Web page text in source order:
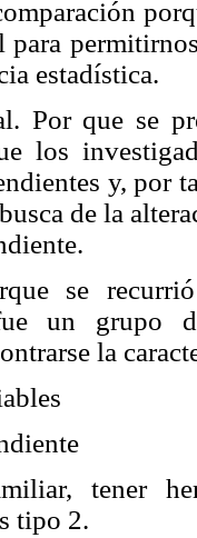
estadística.
Por que se
los
y, por
de la
se
un grupo
la
tener
tipo 2.